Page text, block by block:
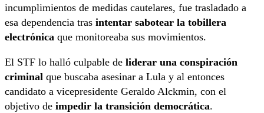
incumplimientos de medidas cautelares, fue trasladado a
esa dependencia tras intentar sabotear la tobillera
electrónica que monitoreaba sus movimientos.
El STF lo halló culpable de liderar una conspiración
criminal que buscaba asesinar a Lula y al entonces
candidato a vicepresidente Geraldo Alckmin, con el
objetivo de impedir la transición democrática.